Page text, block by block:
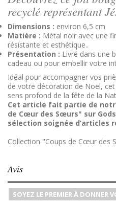
recyclé représentant
Dimensions : environ 6,5 cm
Matière : Métal noir avec une
résistante et esthétique..
Présentation : Livré dans une
cadeau ou pour embellir votre
Idéal pour accompagner vos
de votre décoration de Noël,
sens profond de la fête de la
Cet article fait partie de
de Cœur des Sœurs" sur
sélection soignée d’articles
Collection "Coups de Cœur des
Avis
SOYEZ LE PREMIER À DONNER